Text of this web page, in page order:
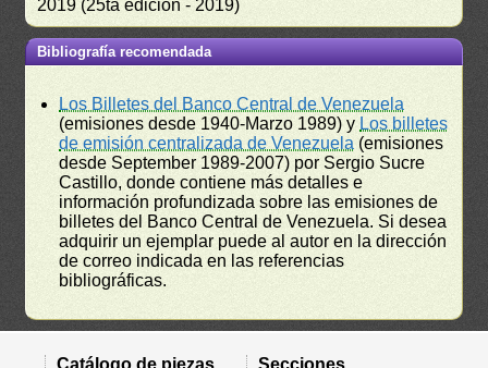
2019 (25ta edición - 2019)
Bibliografía recomendada
Los Billetes del Banco Central de Venezuela
(emisiones desde 1940-Marzo 1989) y Los billetes
de emisión centralizada de Venezuela (emisiones
desde September 1989-2007) por Sergio Sucre
Castillo, donde contiene más detalles e
información profundizada sobre las emisiones de
billetes del Banco Central de Venezuela. Si desea
adquirir un ejemplar puede al autor en la dirección
de correo indicada en las referencias
bibliográficas.